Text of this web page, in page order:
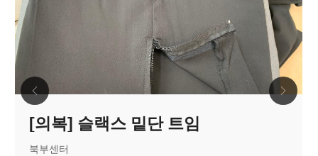
[의복] 슬랙스 밑단 트임
북부센터